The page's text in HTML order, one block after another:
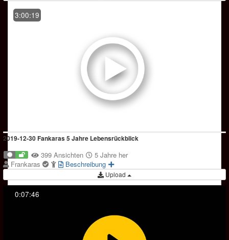
3:00:19
2019-12-30 Fankaras 5 Jahre Lebensrückblick
399 Ansichten
5 Jahre her
Frankaras
Beschreibung
Upload
0:07:46